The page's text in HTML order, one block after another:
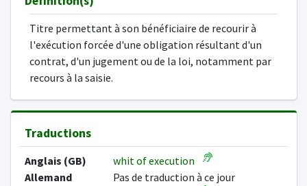
Titre permettant à son bénéficiaire de recourir à
l'exécution forcée d'une obligation résultant d'un
contrat, d'un jugement ou de la loi, notamment par
recours à la saisie.
Traductions
Anglais (GB)
whit of execution
Allemand
Pas de traduction à ce jour